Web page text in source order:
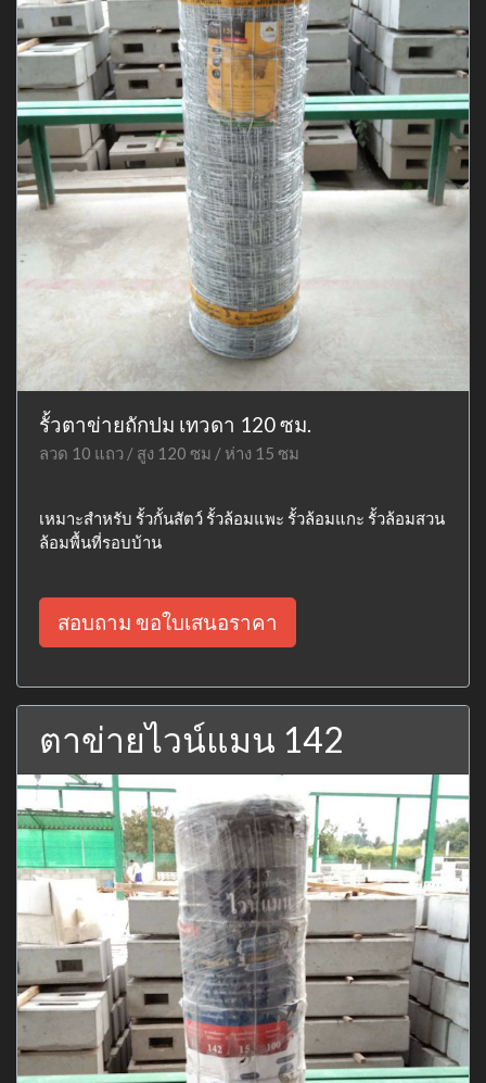
รั้วตาข่ายถักปม เทวดา 120 ซม.
ลวด 10 แถว / สูง 120 ซม / ห่าง 15 ซม
เหมาะสำหรับ รั้วกั้นสัตว์ รั้วล้อมแพะ รั้วล้อมแกะ รั้วล้อมสวน
ล้อมพื้นที่รอบบ้าน
สอบถาม ขอใบเสนอราคา
ตาข่ายไวน์แมน 142